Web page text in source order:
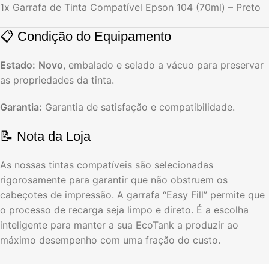
1x Garrafa de Tinta Compatível Epson 104 (70ml) – Preto
📋 Condição do Equipamento
Estado: Novo, embalado e selado a vácuo para preservar
as propriedades da tinta.
Garantia: Garantia de satisfação e compatibilidade.
📝 Nota da Loja
As nossas tintas compatíveis são selecionadas
rigorosamente para garantir que não obstruem os
cabeçotes de impressão. A garrafa “Easy Fill” permite que
o processo de recarga seja limpo e direto. É a escolha
inteligente para manter a sua EcoTank a produzir ao
máximo desempenho com uma fração do custo.